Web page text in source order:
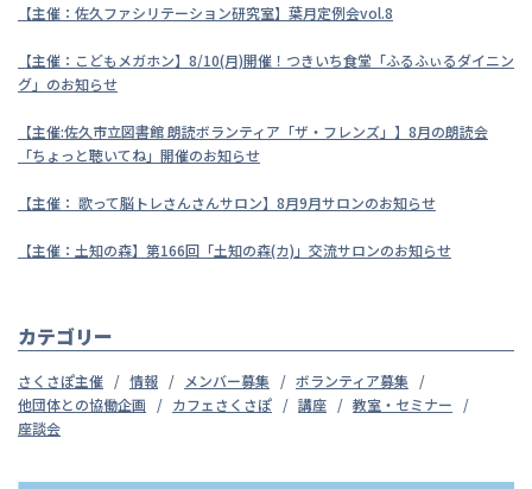
【主催：佐久ファシリテーション研究室】葉月定例会vol.8
【主催：こどもメガホン】8/10(月)開催！つきいち食堂「ふるふぃるダイニン
グ」のお知らせ
【主催:佐久市立図書館 朗読ボランティア「ザ・フレンズ」】8月の朗読会
「ちょっと聴いてね」開催のお知らせ
【主催： 歌って脳トレさんさんサロン】8月9月サロンのお知らせ
【主催：土知の森】第166回「土知の森(カ)」交流サロンのお知らせ
カテゴリー
さくさぽ主催 情報 メンバー募集
ボランティア募集
他団体との協働企画
カフェさくさぽ 講座
教室・セミナー
座談会